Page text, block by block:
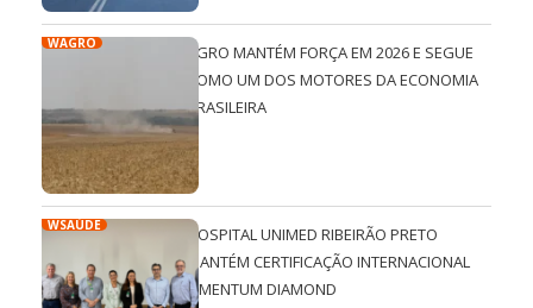
WAGRO
AGRO MANTÉM FORÇA EM 2026 E SEGUE
COMO UM DOS MOTORES DA ECONOMIA
BRASILEIRA
WSAÚDE
HOSPITAL UNIMED RIBEIRÃO PRETO
MANTÉM CERTIFICAÇÃO INTERNACIONAL
QMENTUM DIAMOND